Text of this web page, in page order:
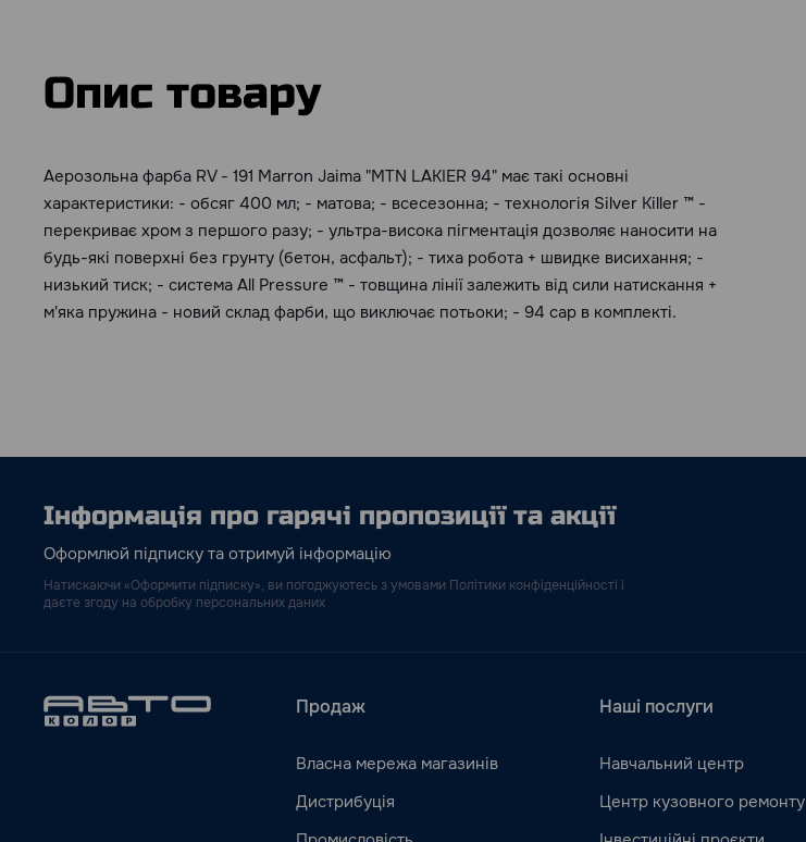
Опис товару
Аерозольна фарба RV - 191 Marron Jaima "MTN LAKIER 94" має такі основні
характеристики: - обсяг 400 мл; - матова; - всесезонна; - технологія Silver Killer ™ -
перекриває хром з першого разу; - ультра-висока пігментація дозволяє наносити на
будь-які поверхні без грунту (бетон, асфальт); - тиха робота + швидке висихання; -
низький тиск; - система All Pressure ™ - товщина лінії залежить від сили натискання +
м'яка пружина - новий склад фарби, що виключає потьоки; - 94 cap в комплекті.
Інформація про гарячі пропозиції та акції
Оформлюй підписку та отримуй інформацію
Натискаючи «Оформити підписку», ви погоджуютесь з умовами Політики конфіденційності і
даєте згоду на обробку персональних даних
Продаж
Власна мережа магазинів
Дистрибуція
Наші послуги
Навчальний центр
Центр кузовного ремонту